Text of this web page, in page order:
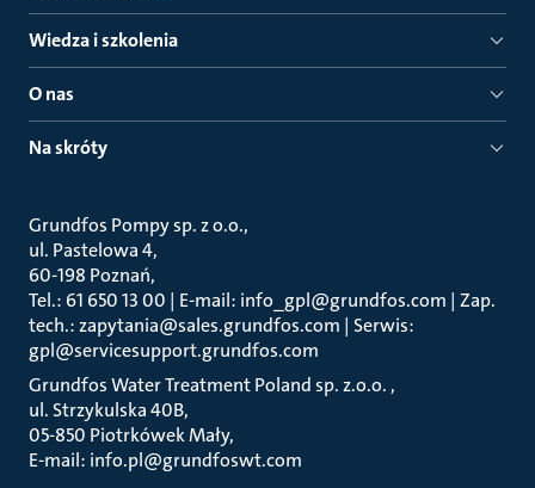
Wiedza i szkolenia
O nas
Na skróty
Grundfos Pompy sp. z o.o.
ul. Pastelowa 4
60-198 Poznań
Tel.: 61 650 13 00 | E-mail: info_gpl@grundfos.com | Zap.
tech.: zapytania@sales.grundfos.com | Serwis:
gpl@servicesupport.grundfos.com
Grundfos Water Treatment Poland sp. z.o.o.
ul. Strzykulska 40B
05-850 Piotrkówek Mały
E-mail: info.pl@grundfoswt.com